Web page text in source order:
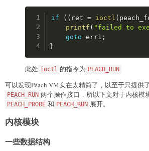
if ( ( ret = ioctl (
printf ( "failed to
goto err1 ;
}
此处 ioctl 的指令为 PEACH_RUN
可以发现Peach VM实在太精简了，以至于只提供了
PEACH_RUN 两个操作接口，所以下文对于内核模
PEACH_PROBE 和 PEACH_RUN 展开。
内核模块
一些数据结构